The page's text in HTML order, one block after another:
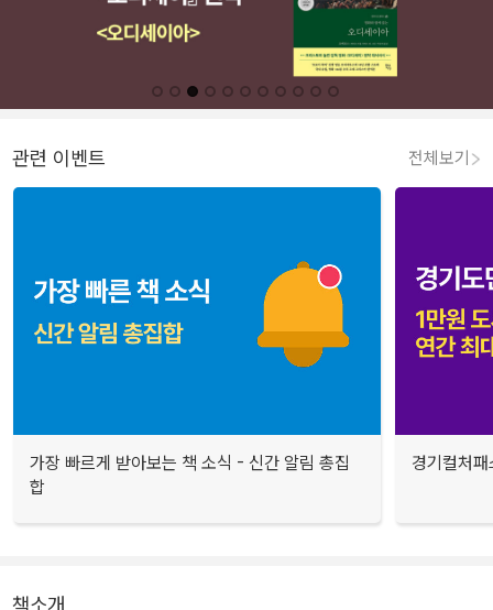
관련 이벤트 전체보기
가장 빠르게 받아보는 책 소식 - 신간 알림 총집
합
경기컬처